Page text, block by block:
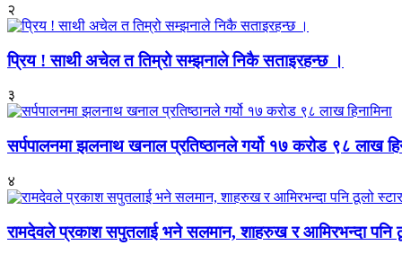
२
प्रिय ! साथी अचेल त तिम्रो सम्झनाले निकै सताइरहन्छ ।
३
सर्पपालनमा झलनाथ खनाल प्रतिष्ठानले गर्यो १७ करोड ९८ लाख
४
रामदेवले प्रकाश सपुतलाई भने सलमान, शाहरुख र आमिरभन्दा पनि